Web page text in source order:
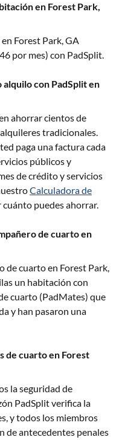
en Forest Park,
Forest Park, GA
por mes) con PadSplit.
con PadSplit en
ahorrar cientos de
tradicionales.
paga una factura cada
públicos y
de crédito y servicios
Calculadora de
cuánto puedes ahorrar.
de cuarto en
de cuarto en Forest Park,
un habitación con
cuarto (PadMates) que
y han pasaron una
de cuarto en Forest
la seguridad de
PadSplit verifica la
y todos los miembros
de antecedentes penales